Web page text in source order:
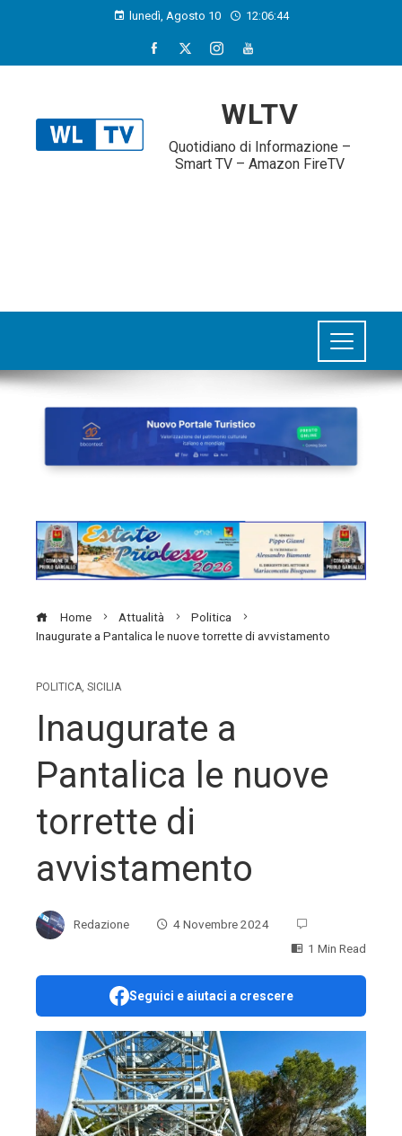
lunedì, Agosto 10 12:06:45
WLTV
Quotidiano di Informazione –
Smart TV – Amazon FireTV
Home Attualità
Politica
Inaugurate a Pantalica le nuove torrette di avvistamento
POLITICA, SICILIA
Inaugurate a
Pantalica le nuove
torrette di
avvistamento
Redazione
4 Novembre 2024
1 Min Read
Seguici e aiutaci a crescere